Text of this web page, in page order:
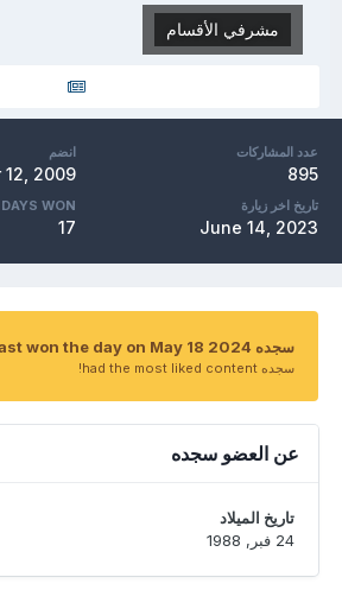
مشرفي الأقسام
عدد المشاركات
895
انضم
12, 2009
تاريخ اخر زيارة
June 14, 2023
DAYS WON
17
سجده last won the day on May 18 2024
سجده had the most liked content!
عن العضو سجده
تاريخ الميلاد
24 فبر, 1988